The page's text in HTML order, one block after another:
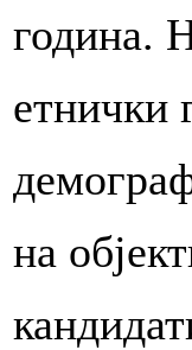
година.
етнички
на